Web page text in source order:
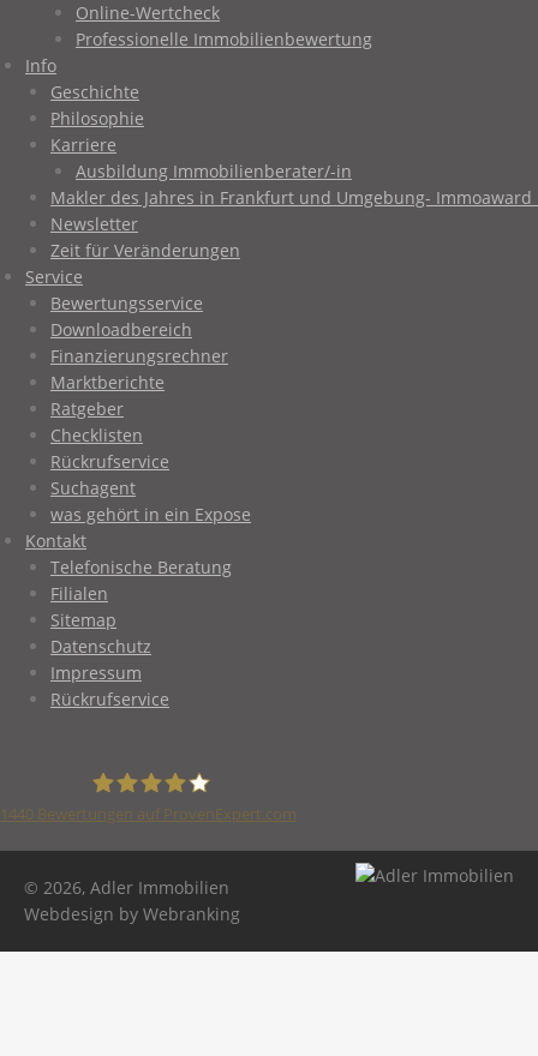
Online-Wertcheck
Professionelle Immobilienbewertung
Info
Geschichte
Philosophie
Karriere
Ausbildung Immobilienberater/-in
Makler des Jahres in Frankfurt und Umgebung-
Newsletter
Zeit für Veränderungen
Service
Bewertungsservice
Downloadbereich
Finanzierungsrechner
Marktberichte
Ratgeber
Checklisten
Rückrufservice
Suchagent
was gehört in ein Expose
Kontakt
Telefonische Beratung
Filialen
Sitemap
Datenschutz
Impressum
Rückrufservice
Adler Immobilien
1440 Bewertungen auf ProvenExpert.com
© 2026, Adler Immobilien
Webdesign by Webranking